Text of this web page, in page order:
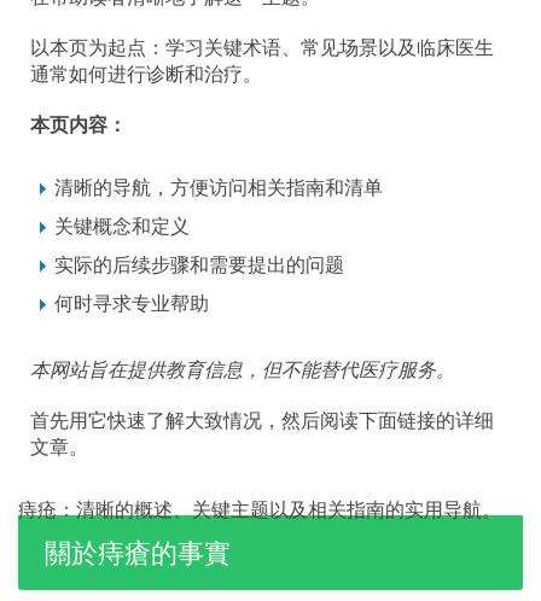
以本页为起点：学习关键术语、常见场景以及临床医生
通常如何进行诊断和治疗。
本页内容：
清晰的导航，方便访问相关指南和清单
关键概念和定义
实际的后续步骤和需要提出的问题
何时寻求专业帮助
本网站旨在提供教育信息，但不能替代医疗服务。
首先用它快速了解大致情况，然后阅读下面链接的详细
文章。
痔疮：清晰的概述、关键主题以及相关指南的实用导航。
關於痔瘡的事實